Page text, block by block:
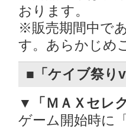
おります。
※販売期間中で
す。あらかじめ
■「ケイブ祭り
▼「ＭＡＸセレ
ゲーム開始時に